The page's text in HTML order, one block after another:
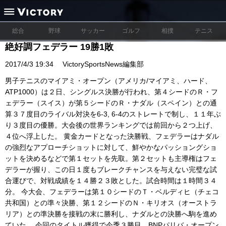
総合 野球 サッカー ゴルフ 相撲 テニス
絶好調フェデラー 19勝1敗
2017/4/3 19:34 VictorySportsNews編集部
男子テニスのマイアミ・オープン（アメリカ/マイアミ、ハード、
ATP1000）は２日、シングルス決勝が行われ、第４シードのＲ・フ
ェデラー（スイス）が第５シードのＲ・ナダル（スペイン）との通
算３７度目のライバル対決を6-3, 6-4のストレートで制し、１１年ぶ
り３度目の優勝。大会後の世界ランキングでは前回から２つ上げ、
４位へ浮上した。 黄金カードとなった決勝戦、フェデラーはナダル
の強烈なアプローチショットに対して、鮮やかなパッショングショ
ットを決めるなどで第１セットを先取。第２セットも主導権はフェ
デラーが握り、この日１度もブレークチャンスを与えない完璧な試
合運びで、対戦成績を１４勝２３敗とした。試合時間は１時間３４
分。 今大会、フェデラーは第１０シードのＴ・ベルディヒ（チェコ
共和国）との準々決勝、第１２シードのＮ・キリオス（オーストラ
リア）との準決勝を接戦の末に勝利し、ナダルとの決勝へ駒を進め